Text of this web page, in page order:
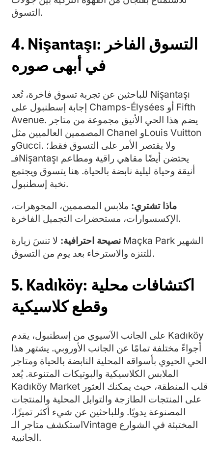
التسوق.
4. Nişantaşı: التسوق الفاخر
في أبهى صوره
للباحثين عن تجربة تسوق فاخرة، تُعد Nişantaşı
إجابة إسطنبول على Champs-Élysées أو Fifth
Avenue. يضم هذا الحي الأنيق مجموعة من متاجر
المصممين العالميين مثل Chanel وLouis Vuitton
وGucci. ولا يقتصر الأمر على التسوق فقط؛
فـNişantaşı يحتضن أيضًا مقاهي راقية ومطاعم
أنيقة وحياة ليلية نابضة بالحياة. هنا يتسوق ويجتمع
نخبة إسطنبول.
ماذا تشتري: ملابس المصممين، المجوهرات،
الإكسسوارات، مستحضرات التجميل الفاخرة.
نصيحة احترافية: لا تنسَ زيارة Maçka Park الشهير
للتنزه والاسترخاء بعد يوم من التسوق.
5. Kadıköy: اكتشافات محلية
وقطع كلاسيكية
على الجانب الآسيوي من إسطنبول، يقدم Kadıköy
أجواءً مختلفة تمامًا عن الجانب الأوروبي. يشتهر هذا
الحي الحيوي بأسواقه المحلية النابضة بالحياة ومتاجر
الملابس الكلاسيكية والبوتيكات المتنوعة. يُعد
Kadıköy Market قلب المنطقة، حيث يمكنك العثور
على المنتجات الطازجة والتوابل المحلية والمنتجات
المصنوعة يدويًا. وللباحثين عن شيء أكثر تميزًا،
استكشف متاجر الـVintage المختبئة في الشوارع
الجانبية.